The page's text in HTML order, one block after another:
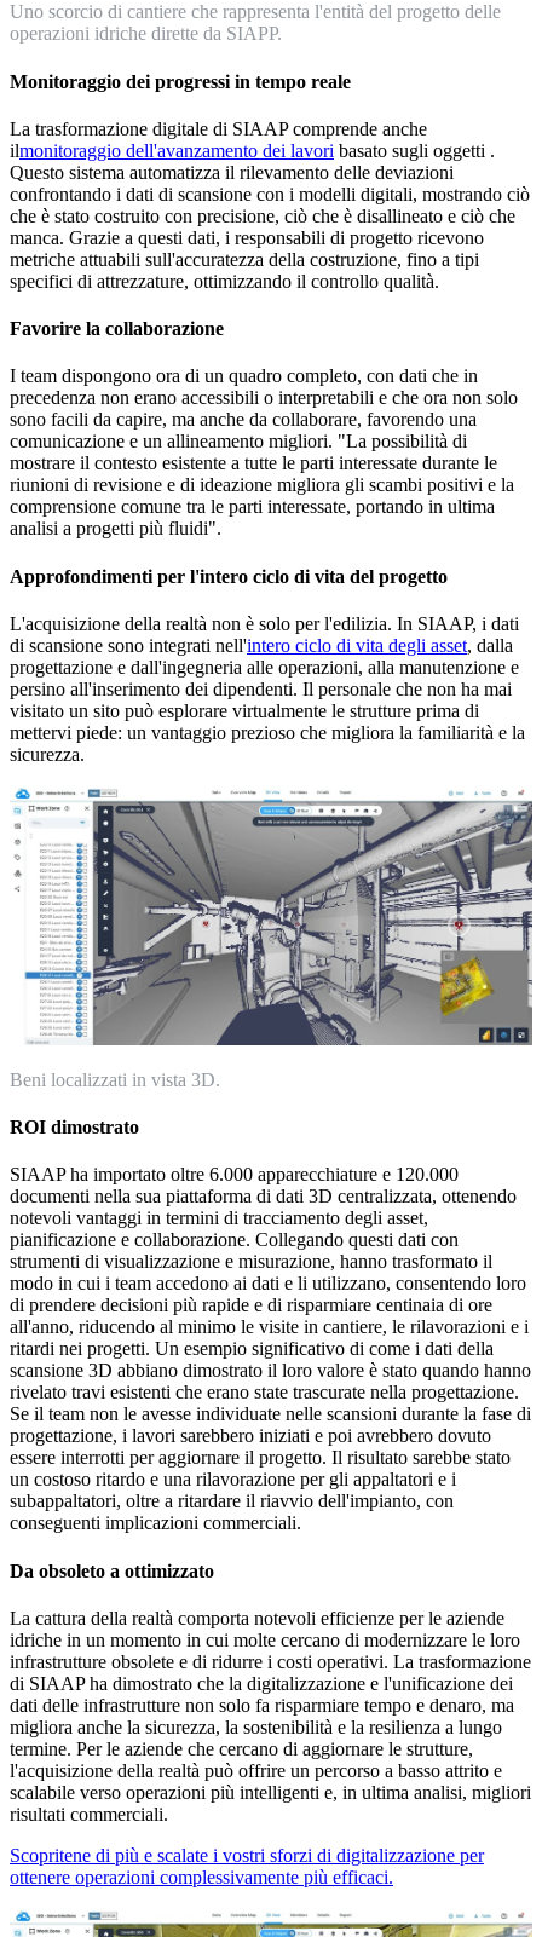
Uno scorcio di cantiere che rappresenta l'entità del progetto delle
operazioni idriche dirette da SIAPP.
Monitoraggio dei progressi in tempo reale
La trasformazione digitale di SIAAP comprende anche
ilmonitoraggio dell'avanzamento dei lavori basato sugli oggetti .
Questo sistema automatizza il rilevamento delle deviazioni
confrontando i dati di scansione con i modelli digitali, mostrando ciò
che è stato costruito con precisione, ciò che è disallineato e ciò che
manca. Grazie a questi dati, i responsabili di progetto ricevono
metriche attuabili sull'accuratezza della costruzione, fino a tipi
specifici di attrezzature, ottimizzando il controllo qualità.
Favorire la collaborazione
I team dispongono ora di un quadro completo, con dati che in
precedenza non erano accessibili o interpretabili e che ora non solo
sono facili da capire, ma anche da collaborare, favorendo una
comunicazione e un allineamento migliori. "La possibilità di
mostrare il contesto esistente a tutte le parti interessate durante le
riunioni di revisione e di ideazione migliora gli scambi positivi e la
comprensione comune tra le parti interessate, portando in ultima
analisi a progetti più fluidi".
Approfondimenti per l'intero ciclo di vita del progetto
L'acquisizione della realtà non è solo per l'edilizia. In SIAAP, i dati
di scansione sono integrati nell'intero ciclo di vita degli asset, dalla
progettazione e dall'ingegneria alle operazioni, alla manutenzione e
persino all'inserimento dei dipendenti. Il personale che non ha mai
visitato un sito può esplorare virtualmente le strutture prima di
mettervi piede: un vantaggio prezioso che migliora la familiarità e la
sicurezza.
Beni localizzati in vista 3D.
ROI dimostrato
SIAAP ha importato oltre 6.000 apparecchiature e 120.000
documenti nella sua piattaforma di dati 3D centralizzata, ottenendo
notevoli vantaggi in termini di tracciamento degli asset,
pianificazione e collaborazione. Collegando questi dati con
strumenti di visualizzazione e misurazione, hanno trasformato il
modo in cui i team accedono ai dati e li utilizzano, consentendo loro
di prendere decisioni più rapide e di risparmiare centinaia di ore
all'anno, riducendo al minimo le visite in cantiere, le rilavorazioni e i
ritardi nei progetti. Un esempio significativo di come i dati della
scansione 3D abbiano dimostrato il loro valore è stato quando hanno
rivelato travi esistenti che erano state trascurate nella progettazione.
Se il team non le avesse individuate nelle scansioni durante la fase di
progettazione, i lavori sarebbero iniziati e poi avrebbero dovuto
essere interrotti per aggiornare il progetto. Il risultato sarebbe stato
un costoso ritardo e una rilavorazione per gli appaltatori e i
subappaltatori, oltre a ritardare il riavvio dell'impianto, con
conseguenti implicazioni commerciali.
Da obsoleto a ottimizzato
La cattura della realtà comporta notevoli efficienze per le aziende
idriche in un momento in cui molte cercano di modernizzare le loro
infrastrutture obsolete e di ridurre i costi operativi. La trasformazione
di SIAAP ha dimostrato che la digitalizzazione e l'unificazione dei
dati delle infrastrutture non solo fa risparmiare tempo e denaro, ma
migliora anche la sicurezza, la sostenibilità e la resilienza a lungo
termine. Per le aziende che cercano di aggiornare le strutture,
l'acquisizione della realtà può offrire un percorso a basso attrito e
scalabile verso operazioni più intelligenti e, in ultima analisi, migliori
risultati commerciali.
Scopritene di più e scalate i vostri sforzi di digitalizzazione per
ottenere operazioni complessivamente più efficaci.